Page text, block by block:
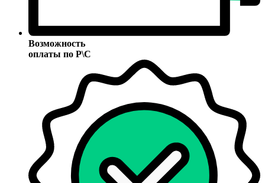
Возможность
оплаты по Р\С